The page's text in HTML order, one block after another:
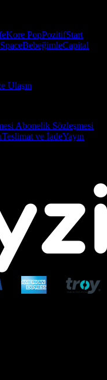
Kore PopPozitifStart
BebeğimleCapital
Ulaşın
Abonelik Sözleşmesi
Teslimat ve İadeYayın